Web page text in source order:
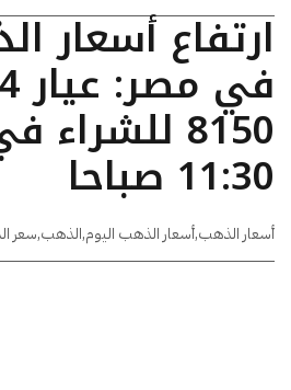
ارتفاع أسعار
8150
11:30 صباحا
أسعار الذهب,أسعار الذهب اليوم,الذهب,سعر